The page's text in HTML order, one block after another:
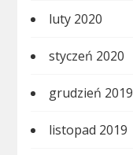
luty 2020
styczeń 2020
grudzień 2019
listopad 2019